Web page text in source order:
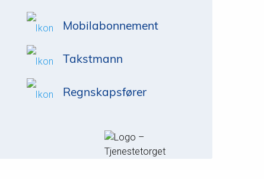
Mobilabonnement
Takstmann
Regnskapsfører